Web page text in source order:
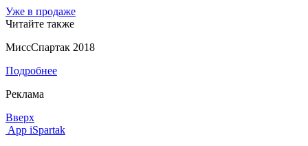
Уже в продаже
Читайте также
МиссСпартак 2018
Подробнее
Реклама
Вверх
App iSpartak